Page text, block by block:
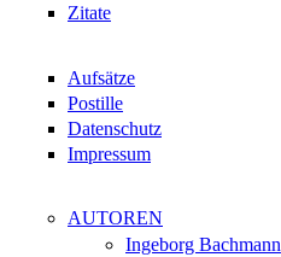
Zitate
Aufsätze
Postille
Datenschutz
Impressum
AUTOREN
Ingeborg Bachmann